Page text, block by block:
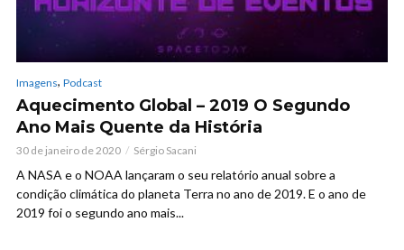
Imagens, Podcast
Aquecimento Global – 2019 O Segundo
Ano Mais Quente da História
30 de janeiro de 2020 Sérgio Sacani
A NASA e o NOAA lançaram o seu relatório anual sobre a
condição climática do planeta Terra no ano de 2019. E o ano de
2019 foi o segundo ano mais...